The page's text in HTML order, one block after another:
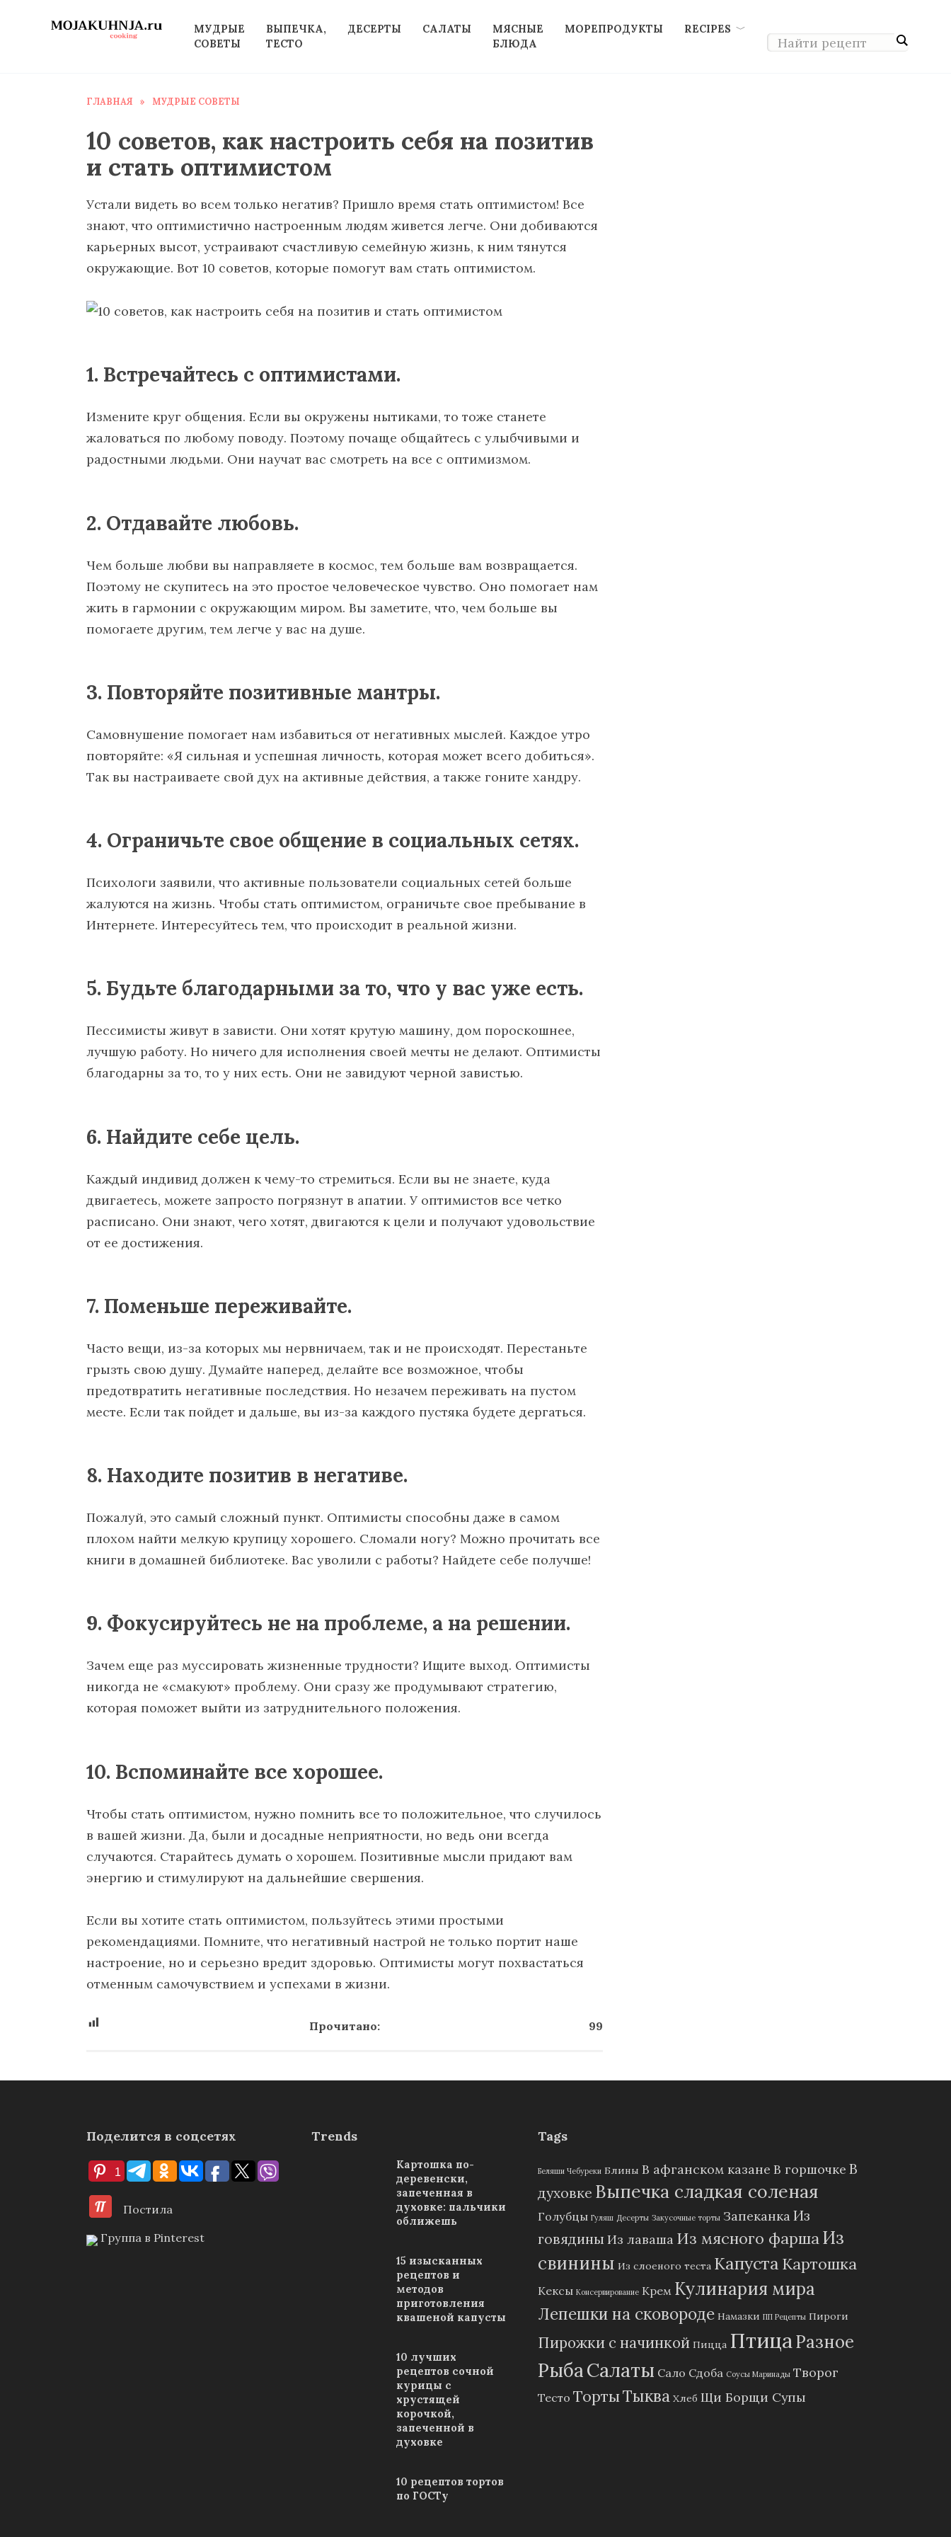
МУДРЫЕ
СОВЕТЫ
ВЫПЕЧКА,
ТЕСТО
ДЕСЕРТЫ САЛАТЫ
МЯСНЫЕ
БЛЮДА
МОРЕПРОДУКТЫ RECIPES
ГЛАВНАЯ » МУДРЫЕ СОВЕТЫ
10 советов, как настроить себя на позитив
и стать оптимистом
Устали видеть во всем только негатив? Пришло время стать оптимистом! Все
знают, что оптимистично настроенным людям живется легче. Они добиваются
карьерных высот, устраивают счастливую семейную жизнь, к ним тянутся
окружающие. Вот 10 советов, которые помогут вам стать оптимистом.
1. Встречайтесь с оптимистами.
Измените круг общения. Если вы окружены нытиками, то тоже станете
жаловаться по любому поводу. Поэтому почаще общайтесь с улыбчивыми и
радостными людьми. Они научат вас смотреть на все с оптимизмом.
2. Отдавайте любовь.
Чем больше любви вы направляете в космос, тем больше вам возвращается.
Поэтому не скупитесь на это простое человеческое чувство. Оно помогает нам
жить в гармонии с окружающим миром. Вы заметите, что, чем больше вы
помогаете другим, тем легче у вас на душе.
3. Повторяйте позитивные мантры.
Самовнушение помогает нам избавиться от негативных мыслей. Каждое утро
повторяйте: «Я сильная и успешная личность, которая может всего добиться».
Так вы настраиваете свой дух на активные действия, а также гоните хандру.
4. Ограничьте свое общение в социальных сетях.
Психологи заявили, что активные пользователи социальных сетей больше
жалуются на жизнь. Чтобы стать оптимистом, ограничьте свое пребывание в
Интернете. Интересуйтесь тем, что происходит в реальной жизни.
5. Будьте благодарными за то, что у вас уже есть.
Пессимисты живут в зависти. Они хотят крутую машину, дом пороскошнее,
лучшую работу. Но ничего для исполнения своей мечты не делают. Оптимисты
благодарны за то, то у них есть. Они не завидуют черной завистью.
6. Найдите себе цель.
Каждый индивид должен к чему-то стремиться. Если вы не знаете, куда
двигаетесь, можете запросто погрязнут в апатии. У оптимистов все четко
расписано. Они знают, чего хотят, двигаются к цели и получают удовольствие
от ее достижения.
7. Поменьше переживайте.
Часто вещи, из-за которых мы нервничаем, так и не происходят. Перестаньте
грызть свою душу. Думайте наперед, делайте все возможное, чтобы
предотвратить негативные последствия. Но незачем переживать на пустом
месте. Если так пойдет и дальше, вы из-за каждого пустяка будете дергаться.
8. Находите позитив в негативе.
Пожалуй, это самый сложный пункт. Оптимисты способны даже в самом
плохом найти мелкую крупицу хорошего. Сломали ногу? Можно прочитать все
книги в домашней библиотеке. Вас уволили с работы? Найдете себе получше!
9. Фокусируйтесь не на проблеме, а на решении.
Зачем еще раз муссировать жизненные трудности? Ищите выход. Оптимисты
никогда не «смакуют» проблему. Они сразу же продумывают стратегию,
которая поможет выйти из затруднительного положения.
10. Вспоминайте все хорошее.
Чтобы стать оптимистом, нужно помнить все то положительное, что случилось
в вашей жизни. Да, были и досадные неприятности, но ведь они всегда
случаются. Старайтесь думать о хорошем. Позитивные мысли придают вам
энергию и стимулируют на дальнейшие свершения.
Если вы хотите стать оптимистом, пользуйтесь этими простыми
рекомендациями. Помните, что негативный настрой не только портит наше
настроение, но и серьезно вредит здоровью. Оптимисты могут похвастаться
отменным самочувствием и успехами в жизни.
Прочитано: 99
Поделится в соцсетях
1
Постила
Группа в Pinterest
Trends
Картошка по-
деревенски,
запеченная в
духовке: пальчики
оближешь
15 изысканных
рецептов и
методов
приготовления
квашеной капусты
10 лучших
рецептов сочной
курицы с
хрустящей
корочкой,
запеченной в
духовке
10 рецептов тортов
по ГОСТу
Tags
Беляши Чебуреки Блины В афганском казане В горшочке В
духовке Выпечка сладкая соленая
Голубцы Гуляш Десерты Закусочные торты Запеканка Из
говядины Из лаваша Из мясного фарша Из
свинины Из слоеного теста Капуста Картошка
Кексы Консервирование Крем Кулинария мира
Лепешки на сковороде Намазки ПП Рецепты Пироги
Пирожки с начинкой Пицца ПтицаРазное
Рыба Салаты Сало Сдоба Соусы Маринады Творог
Тесто ТортыТыква Хлеб Щи Борщи Супы